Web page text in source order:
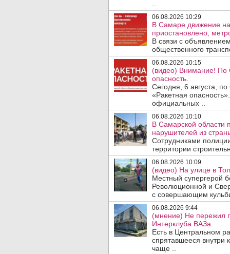
06.08.2026 10:29
В Самаре движение
приостановлено,
В связи с
общественного
06.08.2026 10:15
(видео) Внимание! По
опасность.
Сегодня, 6 августа,
«Ракетная
официальных ..
06.08.2026 10:10
В Самарской области
нарушителей из
Сотрудниками
территории
06.08.2026 10:09
(видео) На улице в
Местный супергерой
Революционной и
с совершающим
06.08.2026 9:44
(мнение) Не пережил
Интерклуба ВАЗа.
Есть в Центральном
спрятавшееся внутри
чаще ..